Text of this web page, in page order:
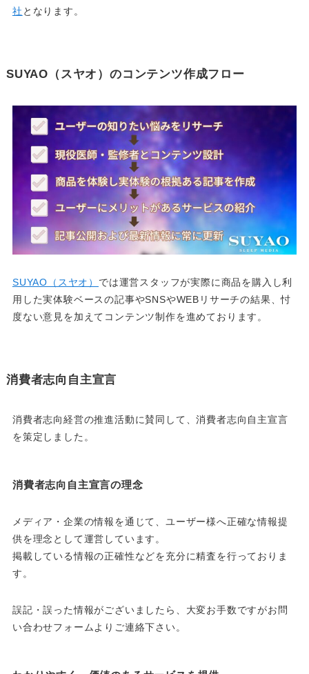
社 となります。
SUYAO（スヤオ）のコンテンツ作成フロー
SUYAO（スヤオ） では運営スタッフが実際に商品を購入し利
用した実体験ベースの記事やSNSやWEBリサーチの結果、忖
度ない意見を加えてコンテンツ制作を進めております。
消費者志向自主宣言
消費者志向経営の推進活動に賛同して、消費者志向自主宣言
を策定しました。
消費者志向自主宣言の理念
メディア・企業の情報を通じて、ユーザー様へ正確な情報提
供を理念として運営しています。
掲載している情報の正確性などを充分に精査を行っておりま
す。
誤記・誤った情報がございましたら、大変お手数ですがお問
い合わせフォームよりご連絡下さい。